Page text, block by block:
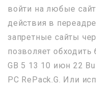
войти на любые
действия в
запретные сайты
позволяет обходить
GB 5 13 10 июн 22
PC RePack.G. Или